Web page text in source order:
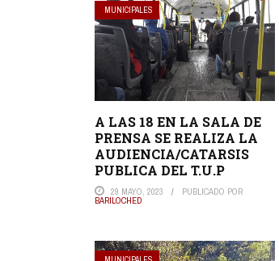
MUNICIPALES
A LAS 18 EN LA SALA DE
PRENSA SE REALIZA LA
AUDIENCIA/CATARSIS
PUBLICA DEL T.U.P
29 MAYO, 2023 PUBLICADO POR
BARILOCHED